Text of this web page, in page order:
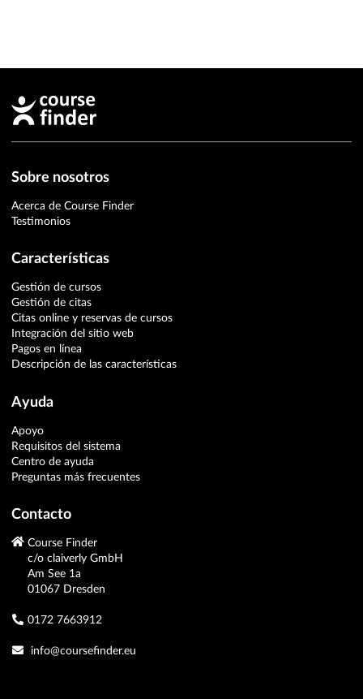
Sobre nosotros
Acerca de Course Finder
Testimonios
Características
Gestión de cursos
Gestión de citas
Citas online y reservas de cursos
Integración del sitio web
Pagos en línea
Descripción de las características
Ayuda
Apoyo
Requisitos del sistema
Centro de ayuda
Preguntas más frecuentes
Contacto
Course Finder
c/o claiverly GmbH
Am See 1a
01067 Dresden
0172 7663912
info@coursefinder.eu